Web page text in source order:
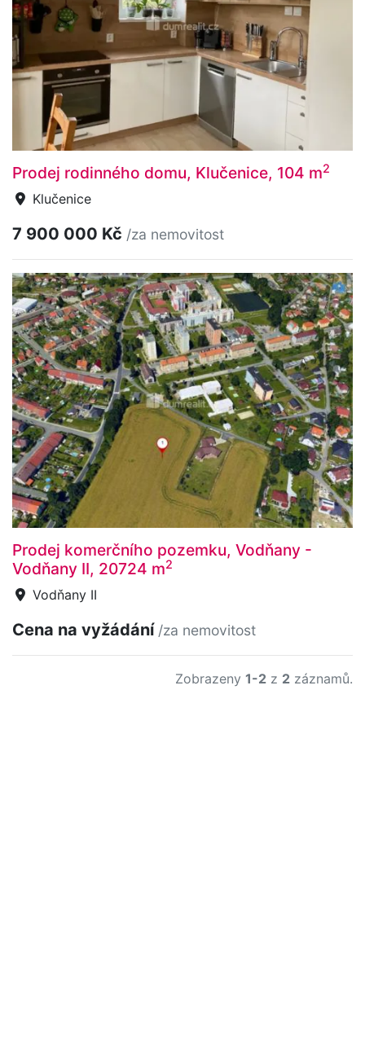
Prodej rodinného domu, Klučenice, 104 m2
Klučenice
7 900 000 Kč /za nemovitost
Prodej komerčního pozemku, Vodňany -
Vodňany II, 20724 m2
Vodňany II
Cena na vyžádání /za nemovitost
Zobrazeny 1-2 z 2 záznamů.